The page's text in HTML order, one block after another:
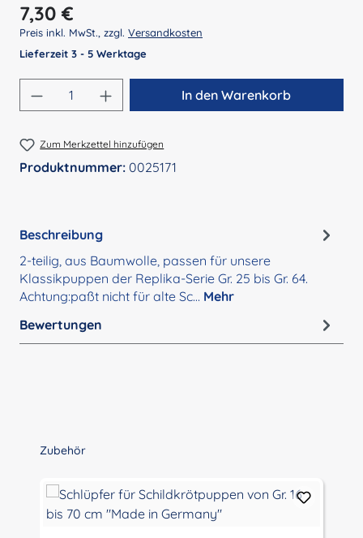
Regulärer Preis:
7,30 €
Preis inkl. MwSt., zzgl. Versandkosten
Lieferzeit 3 - 5 Werktage
Produkt Anzahl: Gib den gewünschten
In den Warenkorb
Zum Merkzettel hinzufügen
Produktnummer: 0025171
Beschreibung
2-teilig, aus Baumwolle, passen für unsere
Klassikpuppen der Replika-Serie Gr. 25 bis Gr. 64.
Achtung:paßt nicht für alte Sc… Mehr
Bewertungen
Produktgalerie überspringen
Zubehör